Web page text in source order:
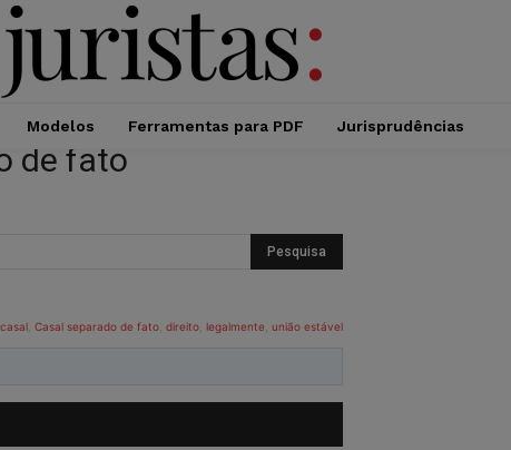
Modelos Ferramentas para PDF Jurisprudências
de fato
casal Casal separado de fato direito legalmente união estável